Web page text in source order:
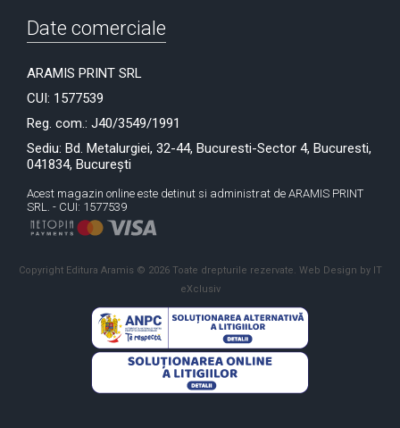
Date comerciale
ARAMIS PRINT SRL
CUI: 1577539
Reg. com.: J40/3549/1991
Sediu: Bd. Metalurgiei, 32-44, Bucuresti-Sector 4, Bucuresti,
041834, București
Acest magazin online este detinut si administrat de ARAMIS PRINT
SRL. - CUI: 1577539
Copyright Editura Aramis © 2026 Toate drepturile rezervate. Web Design by IT
eXclusiv